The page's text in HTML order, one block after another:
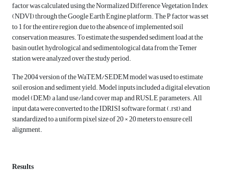
factor was calculated using the Normalized Difference Vegetation Index
(NDVI) through the Google Earth Engine platform. The P factor was set
to 1 for the entire region, due to the absence of implemented soil
conservation measures. To estimate the suspended sediment load at the
basin outlet, hydrological and sedimentological data from the Temer
station were analyzed over the study period.
The 2004 version of the WaTEM/SEDEM model was used to estimate
soil erosion and sediment yield. Model inputs included a digital elevation
model (DEM), a land use/land cover map, and RUSLE parameters. All
input data were converted to the IDRISI software format (.rst) and
standardized to a uniform pixel size of 20 × 20 meters to ensure cell
alignment.
Results